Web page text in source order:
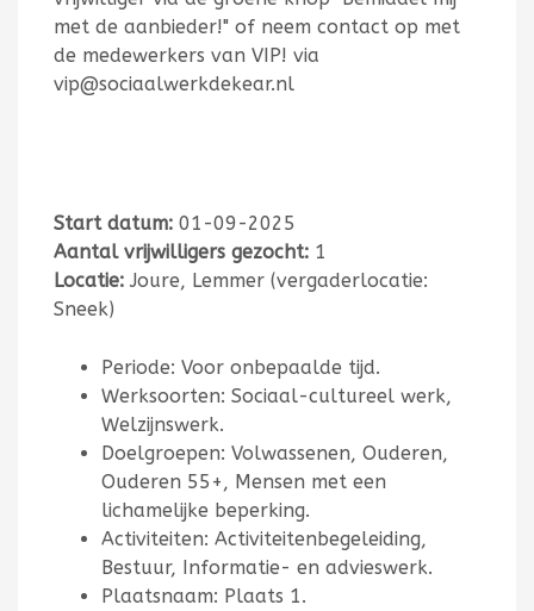
met de aanbieder!" of neem contact op met
de medewerkers van VIP! via
vip@sociaalwerkdekear.nl
Start datum: 01-09-2025
Aantal vrijwilligers gezocht: 1
Locatie: Joure, Lemmer (vergaderlocatie:
Sneek)
Periode: Voor onbepaalde tijd.
Werksoorten: Sociaal-cultureel werk,
Welzijnswerk.
Doelgroepen: Volwassenen, Ouderen,
Ouderen 55+, Mensen met een
lichamelijke beperking.
Activiteiten: Activiteitenbegeleiding,
Bestuur, Informatie- en advieswerk.
Plaatsnaam: Plaats 1.